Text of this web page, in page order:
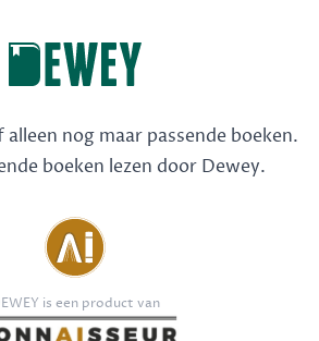
alleen nog maar passende boeken.
boeken lezen door Dewey.
is een product van